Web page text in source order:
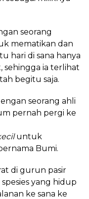
seorang
mematikan dan
hari di sana hanya
sehingga ia terlihat
begitu saja.
seorang ahli
pernah pergi ke
untuk
Bumi.
di gurun pasir
yang hidup
ke sana ke